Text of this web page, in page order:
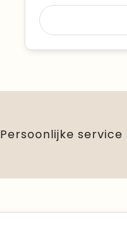
Persoonlijke service